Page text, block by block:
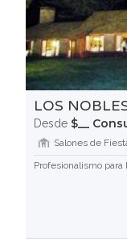
LOS
Desde $__
Salones de
Profesionalismo